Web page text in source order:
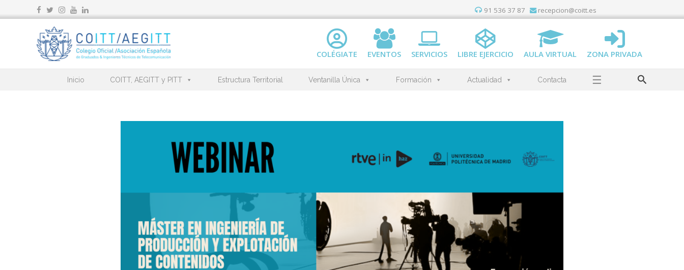
al
91 536 37 87 recepcion@coitt.es
COLÉGIATE EVENTOS SERVICIOS LIBRE EJERCICIO AULA VIRTUAL ZONA PRIVADA
Inicio COITT, AEGITT y PITT Estructura Territorial Ventanilla Única Formación Actualidad Contacta ☰ Buscar